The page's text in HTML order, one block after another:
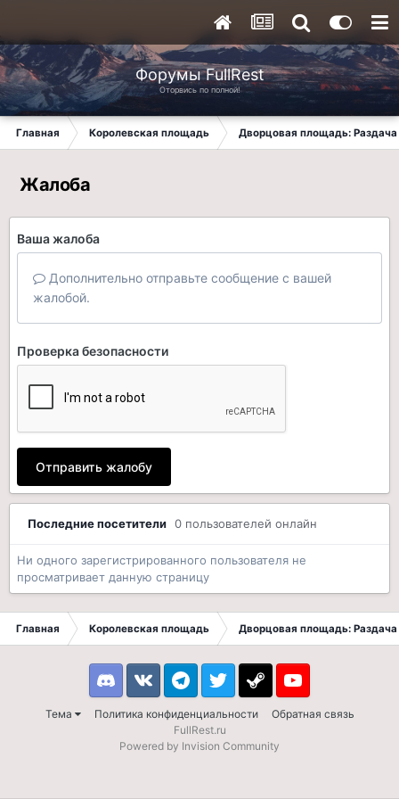
Форумы FullRest
Оторвись по полной!
Главная Королевская площадь Дворцовая площадь: Раздача
Жалоба
Ваша жалоба
Дополнительно отправьте сообщение с вашей
жалобой.
Проверка безопасности
Отправить жалобу
Последние посетители 0 пользователей онлайн
Ни одного зарегистрированного пользователя не
просматривает данную страницу
Главная Королевская площадь Дворцовая площадь: Раздача
Тема Политика конфиденциальности Обратная связь
DiscordVK TelegramTwitter Steam Youtube
FullRest.ru
Powered by Invision Community